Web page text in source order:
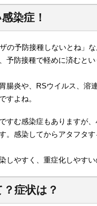
染症！
の予防接種しないとね」
予防接種で軽めに済むと
腸炎や、RSウイルス、溶
すよね。
すむ感染症もありますが
。感染してからアタフタ
しやすく、重症化しやすい
症状は？